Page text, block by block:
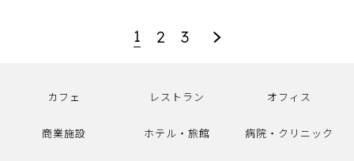
1 2 3
カフェ レストラン オフィス
商業施設 ホテル・旅館 病院・クリニック